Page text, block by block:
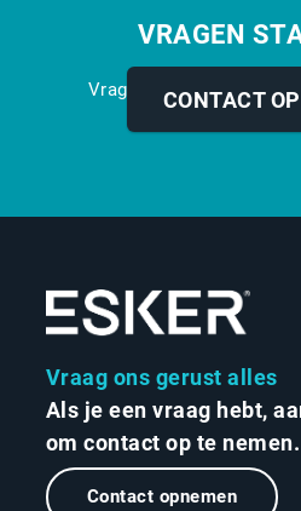
VRAGEN
Vragen? Opmerkingen?
CONTACT
Vraag ons gerust alles
Als je een vraag hebt,
om contact op te nemen.
Contact opnemen